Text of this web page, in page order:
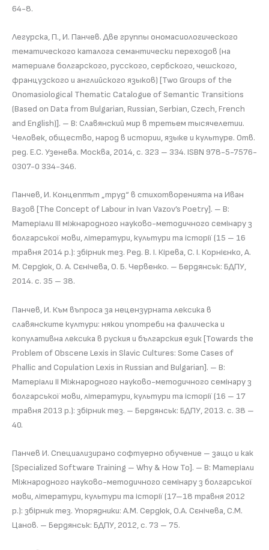
64-8.
Легурска, П., И. Панчев. Две группы ономасиологического
тематического каталога семантически переходов (на
материале болгарского, русского, сербского, чешского,
французского и английского языков) [Two Groups of the
Onomasiological Thematic Catalogue of Semantic Transitions
(Based on Data from Bulgarian, Russian, Serbian, Czech, French
and English)]. – В: Славянский мир в третьем тысячелетии.
Человек, общество, народ в истории, языке и культуре. Отв.
ред. Е.С. Узенева. Москва, 2014, с. 323 – 334. ISBN 978-5-7576-
0307-0 334-346.
Панчев, И. Концептът „труд“ в стихотворенията на Иван
Вазов [The Concept of Labour in Ivan Vazov’s Poetry]. – В:
Матеріали III міжнародного науково-методичного семінару з
болгарської мови, літератури, культури та історії (15 – 16
травня 2014 р.): збірник тез. Ред. В. І. Кірева, С. І. Корнієнко, А.
М. Сердюк, О. А. Сєнічева, О. Б. Червенко. – Бердянськ: БДПУ,
2014. с. 35 – 38.
Панчев, И. Към въпроса за нецензурната лексика в
славянските култури: някои употреби на фалическа и
копулативна лексика в руския и българския език [Towards the
Problem of Obscene Lexis in Slavic Cultures: Some Cases of
Phallic and Copulation Lexis in Russian and Bulgarian]. – В:
Матеріали II Міжнародного науково-методичного семінару з
болгарської мови, літератури, культури та історії (16 – 17
травня 2013 р.): збірник тез. – Бердянськ: БДПУ, 2013. с. 38 –
40.
Панчев И. Специализирано софтуерно обучение – защо и как
[Specialized Software Training – Why & How To]. – В: Матеріали
Міжнародного науково-методичного семінару з болгарської
мови, літератури, культури та історії (17–18 травня 2012
р.): збірник тез. Упорядники: А.М. Сердюк, О.А. Сєнічева, С.М.
Цанов. – Бердянськ: БДПУ, 2012, с. 73 – 75.